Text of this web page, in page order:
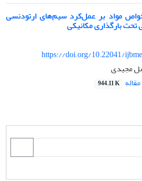
مواد بر عمل‌کرد سیم‌های ارتودنسی
تحت بارگذاری مکانیکی
https://doi.org/10.22041/
مجیدی
944.11 K